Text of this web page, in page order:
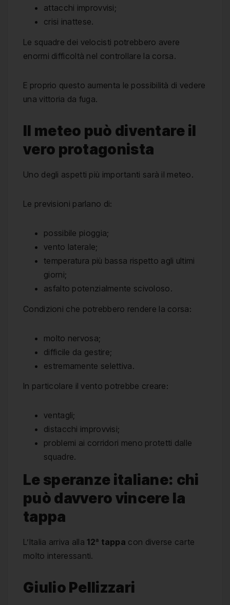
attacchi improvvisi;
crisi inattese.
Le squadre dei velocisti potrebbero avere
enormi difficoltà nel controllare la corsa.
E proprio questo aumenta le possibilità di vedere
una vittoria da fuga.
Il meteo può diventare il
vero protagonista
Uno degli aspetti più importanti sarà il meteo.
Le previsioni parlano di:
possibile pioggia;
vento laterale;
temperatura più bassa rispetto agli ultimi
giorni;
asfalto potenzialmente scivoloso.
Condizioni che potrebbero rendere la corsa:
molto nervosa;
difficile da gestire;
estremamente selettiva.
In particolare il vento potrebbe creare:
ventagli;
distacchi improvvisi;
problemi ai corridori meno protetti dalle
squadre.
Le speranze italiane: chi
può davvero vincere la
tappa
L’Italia arriva alla 12ª tappa con diverse carte
molto interessanti.
Giulio Pellizzari